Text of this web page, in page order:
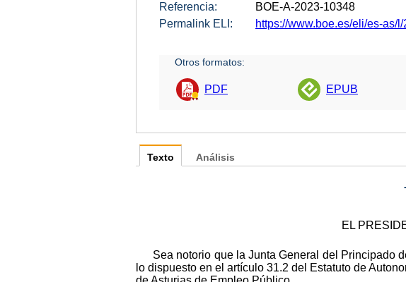
Referencia:
BOE-A-2023-10348
Permalink ELI:
https://www.boe.es/eli/es-as/
Otros formatos:
PDF EPUB
Texto
EL
Sea notorio que la Junta General del Principado
lo dispuesto en el artículo 31.2 del Estatuto de
Análisis